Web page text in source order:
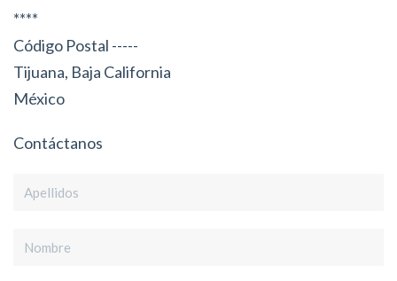
****
Código Postal -----
Tijuana, Baja California
México
Contáctanos